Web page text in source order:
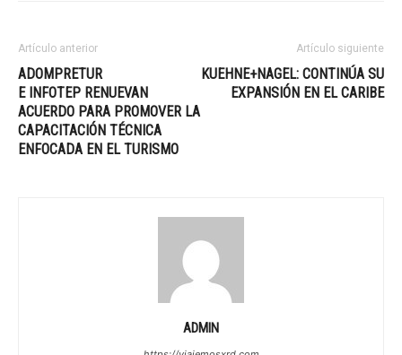
Artículo anterior
ADOMPRETUR
E INFOTEP RENUEVAN
ACUERDO PARA PROMOVER LA
CAPACITACIÓN TÉCNICA
ENFOCADA EN EL TURISMO
Artículo siguiente
KUEHNE+NAGEL: CONTINÚA SU
EXPANSIÓN EN EL CARIBE
ADMIN